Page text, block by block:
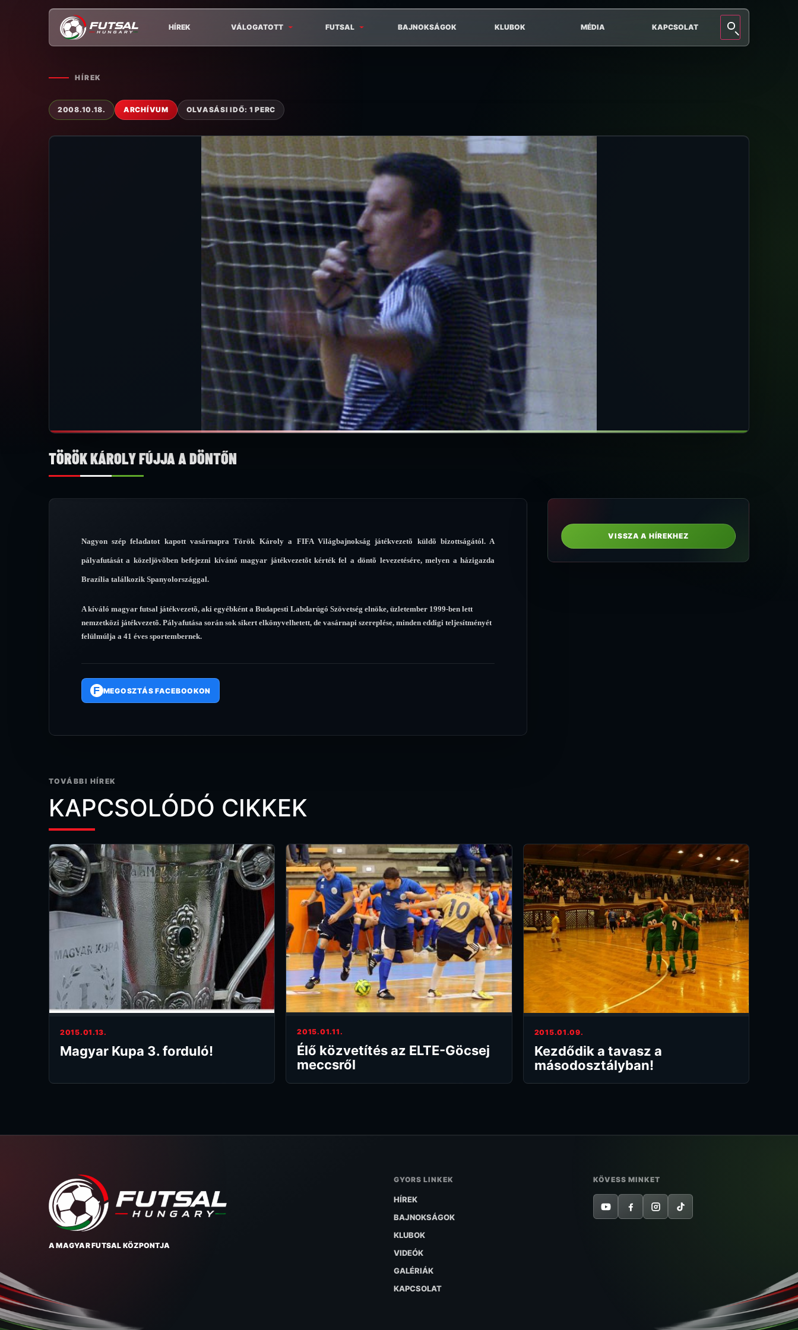
HÍREK VÁLOGATOTT FUTSAL BAJNOKSÁGOK KLUBOK MÉDIA KAPCSOLAT
HÍREK
2008.10.18. ARCHÍVUM OLVASÁSI IDŐ: 1 PERC
TÖRÖK KÁROLY FÚJJA A DÖNTŐN
Nagyon szép feladatot kapott vasárnapra Török Károly a FIFA Világbajnokság játékvezetõ küldõ bizottságától. A
pályafutását a közeljövõben befejezni kívánó magyar játékvezetõt kérték fel a döntõ levezetésére, melyen a házigazda
Brazília találkozik Spanyolországgal.
A kíváló magyar futsal játékvezetõ, aki egyébként a Budapesti Labdarúgó Szövetség elnöke, üzletember 1999-ben lett
nemzetközi játékvezetõ. Pályafutása során sok sikert elkönyvelhetett, de vasárnapi szereplése, minden eddigi teljesítményét
felülmúlja a 41 éves sportembernek.
F MEGOSZTÁS FACEBOOKON
VISSZA A HÍREKHEZ
TOVÁBBI HÍREK
KAPCSOLÓDÓ CIKKEK
2015.01.13.
Magyar Kupa 3. forduló!
2015.01.11.
Élő közvetítés az ELTE-Göcsej
meccsről
2015.01.09.
Kezdődik a tavasz a
másodosztályban!
A MAGYAR FUTSAL KÖZPONTJA
GYORS LINKEK
HÍREK
BAJNOKSÁGOK
KLUBOK
VIDEÓK
GALÉRIÁK
KAPCSOLAT
KÖVESS MINKET